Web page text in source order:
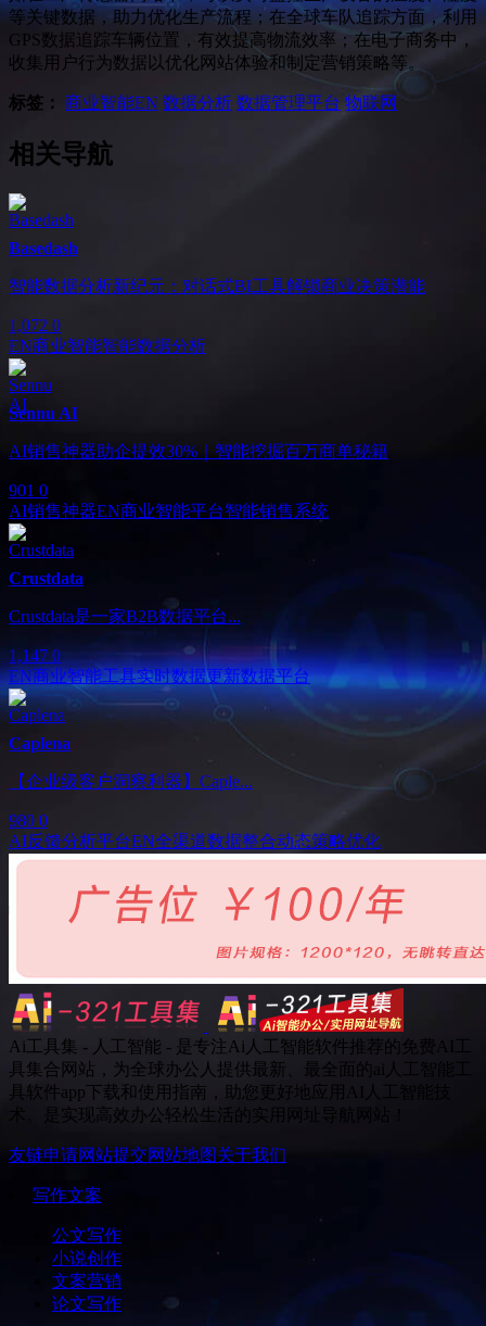
等关键数据，助力优化生产流程；在全球车队追踪方面，利用
GPS数据追踪车辆位置，有效提高物流效率；在电子商务中，
收集用户行为数据以优化网站体验和制定营销策略等。
标签： 商业智能EN 数据分析 数据管理平台 物联网
相关导航
Basedash
智能数据分析新纪元：对话式BI工具解锁商业决策潜能
1,072 0
EN商业智能智能数据分析
Sennu AI
AI销售神器助企提效30%｜智能挖掘百万商单秘籍
901 0
AI销售神器EN商业智能平台智能销售系统
Crustdata
Crustdata是一家B2B数据平台...
1,147 0
EN商业智能工具实时数据更新数据平台
Caplena
【企业级客户洞察利器】Caple...
980 0
AI反馈分析平台EN全渠道数据整合动态策略优化
Ai工具集 - 人工智能 - 是专注Ai人工智能软件推荐的免费AI工
具集合网站，为全球办公人提供最新、最全面的ai人工智能工
具软件app下载和使用指南，助您更好地应用AI人工智能技
术。是实现高效办公轻松生活的实用网址导航网站！
友链申请网站提交网站地图 关于我们
写作文案
公文写作
小说创作
文案营销
论文写作